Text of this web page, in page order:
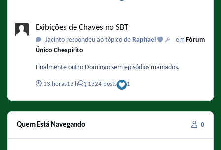
Exibições de Chaves no SBT
Jacinto respondeu ao tópico de Raphael em Fórum
Único Chespirito
Finalmente outro Domingo sem episódios manjados.
13 horas13 h 1324 posts 1
Quem Está Navegando 0